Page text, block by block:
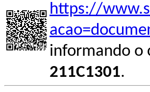
https://
informando o
211C1301.